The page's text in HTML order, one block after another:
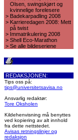
Olsen, swingskjørt og
kvinnelige forelesere
> Badekarpadling 2008
> Karrieredagen 2008: Mett
på twist
> Immatrikulering 2008
> Shell Eco-Marathon
> Se alle bildeseriene
REDAKSJONEN:
Tips oss på:
tips@universitetsavisa.no
Ansvarlig redaktør:
Tore Oksholen
Kildehenvisning må benyttes
ved kopiering av alt innhold
fra dette nettstedet.
Avisas retningslinjer og
redaksjon